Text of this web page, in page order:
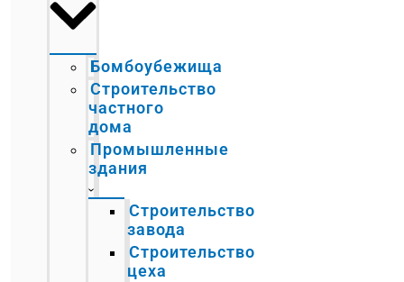
Бомбоубежища
Строительство
частного
дома
Промышленные
здания
Строительство
завода
Строительство
цеха